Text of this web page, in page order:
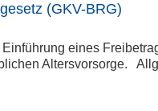
(GKV-BRG)
eines
Altersvorsorge.